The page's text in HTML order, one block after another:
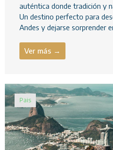
auténtica donde tradición y
Un destino perfecto para
Andes y dejarse sorprender
Ver más →
Pais